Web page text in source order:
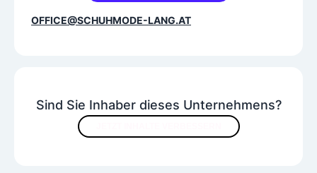
Sind Sie Inhaber dieses Unternehmens?
OFFICE@SCHUHMODE-LANG.AT